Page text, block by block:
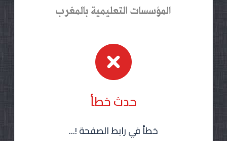
حدث خطأ
خطأ في رابط الصفحة !...